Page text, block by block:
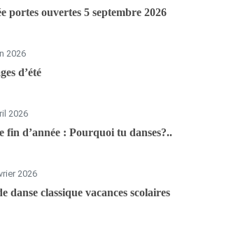
portes ouvertes 5 septembre 2026
2026
d’été
2026
fin d’année : Pourquoi tu danses?..
2026
danse classique vacances scolaires